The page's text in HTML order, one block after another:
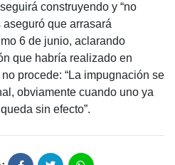
construyendo y “no
que arrasará
6 de junio, aclarando
que habría realizado en
procede: “La impugnación se
obviamente cuando uno ya
sin efecto”.